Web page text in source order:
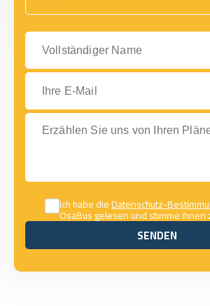
Vollständiger Name
Ihre E-Mail
Erzählen Sie uns von Ihren Plänen
Ich habe dieDatenschutz-
OsaBus gelesen und stimme ihnen
SENDEN
SENDEN